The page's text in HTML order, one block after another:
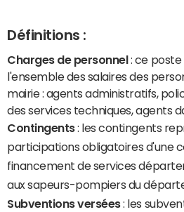
Définitions :
Charges de personnel : ce
l'ensemble des salaires des
mairie : agents administratifs,
des services techniques, agents
Contingents: les contingents
participations obligatoires d'une
financement de services
aux sapeurs-pompiers du
Subventions versées: les